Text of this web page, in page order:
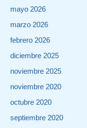
mayo 2026
marzo 2026
febrero 2026
diciembre 2025
noviembre 2025
noviembre 2020
octubre 2020
septiembre 2020